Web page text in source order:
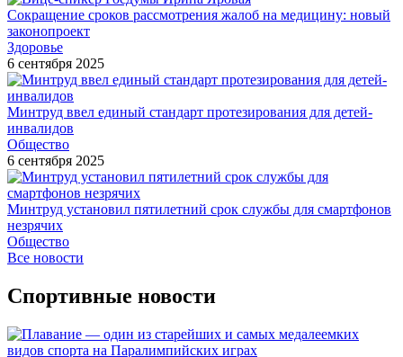
Сокращение сроков рассмотрения жалоб на медицину: новый
законопроект
Здоровье
6 сентября 2025
Минтруд ввел единый стандарт протезирования для детей-
инвалидов
Общество
6 сентября 2025
Минтруд установил пятилетний срок службы для смартфонов
незрячих
Общество
Все новости
Спортивные новости